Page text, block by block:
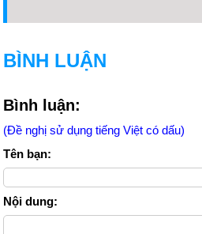
BÌNH LUẬN
Bình luận:
(Đề nghị sử dụng tiếng Việt có dấu)
Tên bạn:
Nội dung: